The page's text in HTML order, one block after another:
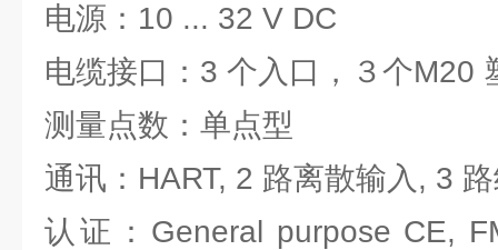
电源：10 ... 32 V DC
电缆接口：3 个入口，３个M20
测量点数：单点型
通讯：HART, 2 路离散输入, 3
认证：General purpose CE,